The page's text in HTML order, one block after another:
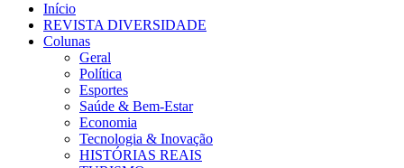
Início
REVISTA DIVERSIDADE
Colunas
Geral
Política
Esportes
Saúde & Bem-Estar
Economia
Tecnologia & Inovação
HISTÓRIAS REAIS